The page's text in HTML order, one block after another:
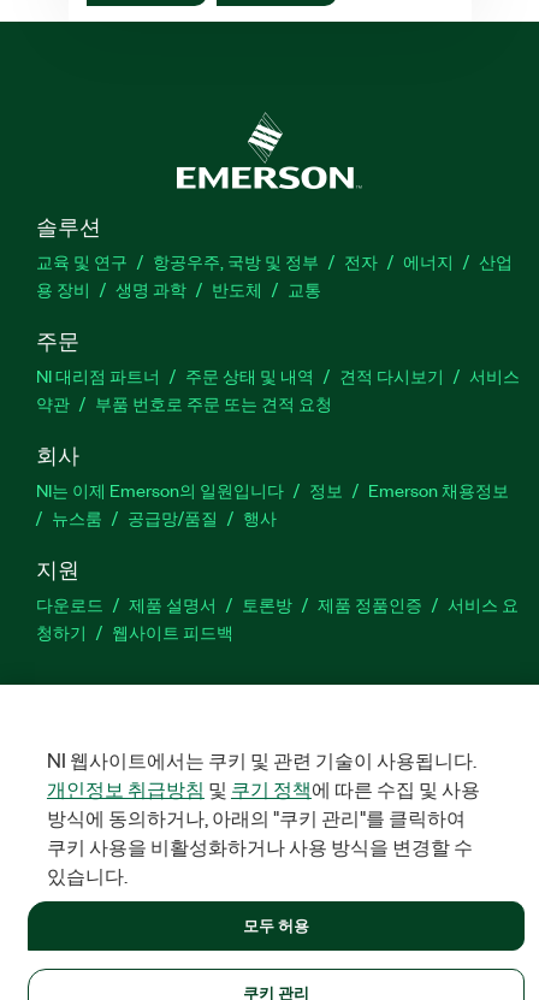
솔루션
교육 및 연구 항공우주, 국방 및 정부 전자 에너지
산업
용 장비
생명 과학 반도체 교통
주문
NI 대리점 파트너 주문 상태 및 내역 견적 다시보기
서비스
약관
부품 번호로 주문 또는 견적 요청
회사
NI는 이제 Emerson의 일원입니다 정보
Emerson 채용정보
뉴스룸
공급망/품질 행사
지원
다운로드 제품 설명서 토론방 제품 정품인증
서비스 요
청하기
웹사이트 피드백
법적정보|IMPRINT|개인정보 취급방침|쿠키 관리
©NATIONAL INSTRUMENTS CORP. 판권 소유. 한국내쇼날인스트루먼
트㈜ | 주소: 서울특별시 영등포구 여의대로 108, 36층 (여의도동,
파크원 타워1) | 대표자: 수리후앗, 페드로와이안드라데 | 사업자 등
록번호: 214-81-91583 | 대표전화: 02-3451-3400
NI 웹사이트에서는 쿠키 및 관련 기술이 사용됩니다.
개인정보 취급방침 및 쿠기 정책에 따른 수집 및 사용
방식에 동의하거나, 아래의 "쿠키 관리"를 클릭하여
쿠키 사용을 비활성화하거나 사용 방식을 변경할 수
있습니다.
쿠키 관리
모두 허용